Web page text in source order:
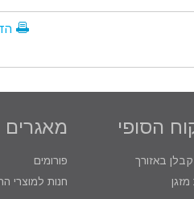
הסופי
באזורך
מאגרים
פורומים
חנות למוצרי